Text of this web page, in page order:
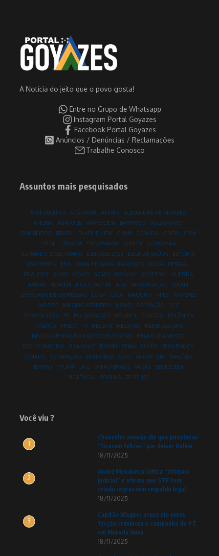
A Notícia do jeito que o povo gosta!
Entre no Grupo de Whatsapp
Instagram Portal Goyazes
Facebook Portal Goyazes
Anúncios / Denúncias / Reclamações
Trabalhe Conosco
Assuntos mais pesquisados
8 DE JANEIRO ACADEMIA AFFAIR
ALEXANDRE DE MORAES
ANISTIA
ANÁPOLIS APARECIDA BARROSO
BOLSONARO
BOMBEIROS
BRASIL CHARLIE KIRK CLIMA COMIDA COP30
CPMI
CRISE
CÂMARA DIPLOMACIA DIREITA
ECONOMIA
EDUARDO BOLSONARO
ELEIÇÕES 2026 ELISA DA SAÚDE
ESPORTE
ESQUERDA
EUA FAIXA DE GAZA FAMOSOS FELCA
FESTIVAL
FRAUDES
GOIAS GOIÁS GOIÁS GOIÂNIA GOVERNO
GUERRA
HAMAS
HOMEM HUGO MOTTA INSS INVESTIGAÇÃO
ISRAEL
LIBERDADE DE EXPRESSÃO
LOOK LULA MADURO MILEI
MORAES
MORRE
NIKOLAS FERREIRA NOVO OPERAÇÃO
PCC
PERSEGUIÇÃO
PL POLARIZAÇÃO POLITICA POLITÍCA
POLÊMICA
POLÍTICA
PRESO PT RECEITA RECEITAS
REDES SOCIAIS
REGULAMENTAÇÃO DAS REDES SOCIAIS
RELACIONAMENTO
RIO DE JANEIRO
ROMANCE ROMEU ZEMA SAÚDE
SEGURANÇA
SENADO
SEPARAÇÃO SERTANEJO SEXO SHOW STF
TARCÍSIO
TEATRO
TRUMP UFG UNIÃO BRASIL VAGAS
VENEZUELA
VIOLÊNCIA
VIRGINIA ZE FELIPE
Você viu ?
1
Chanceler alemão diz que jornalistas
“ficaram felizes” por deixar Belém
18/11/2025
2
André Mendonça critica “ativismo
judicial” e afirma que STF tem
criado regras sem respaldo legal
18/11/2025
3
Capitão Wagner acusa elo entre
facção criminosa e campanha do PT
em Morada Nova
18/11/2025